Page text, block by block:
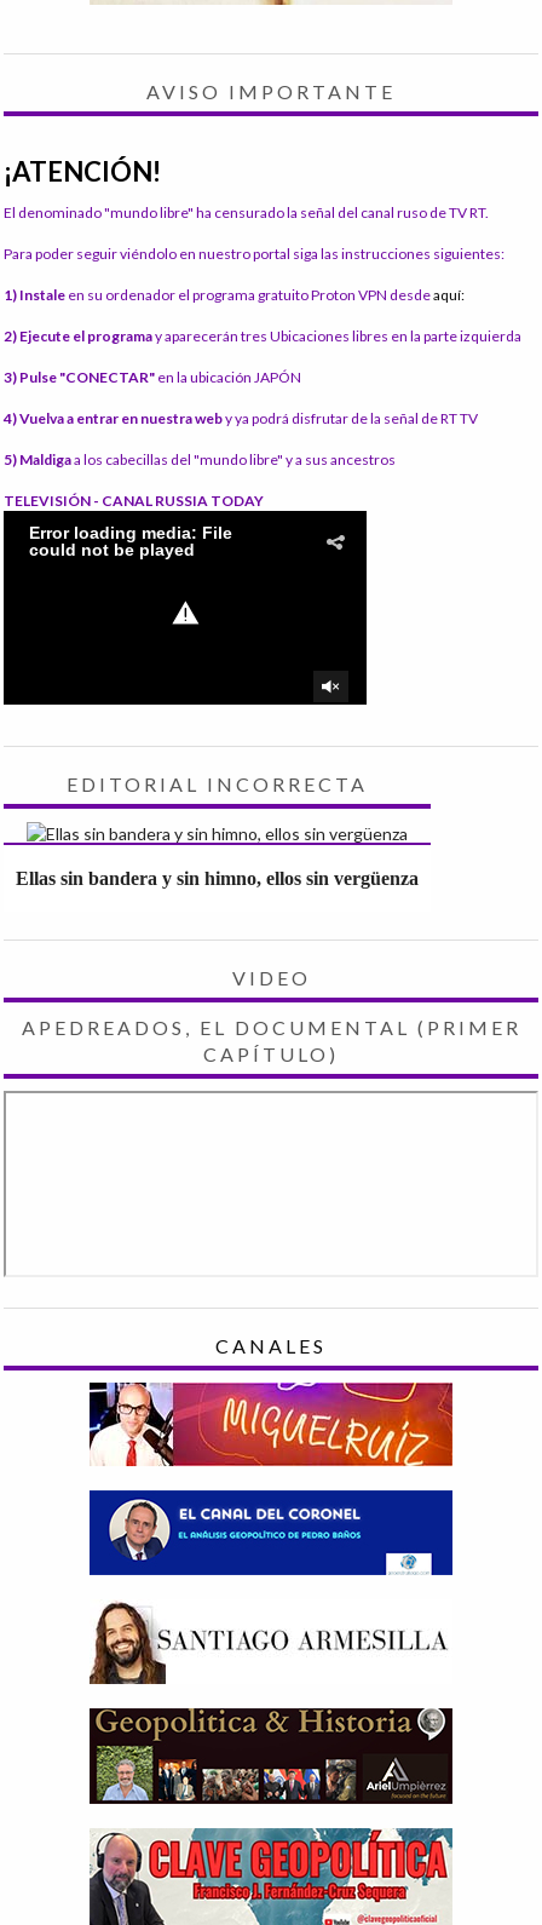
AVISO IMPORTANTE
¡ATENCIÓN!
El denominado "mundo libre" ha censurado la señal del canal ruso de TV RT.
Para poder seguir viéndolo en nuestro portal siga las instrucciones siguientes:
1) Instale en su ordenador el programa gratuito Proton VPN desdeaquí:
2) Ejecute el programay aparecerán tres Ubicaciones libres en la parte izquierda
3) Pulse "CONECTAR" en la ubicación JAPÓN
4) Vuelva a entrar en nuestra weby ya podrá disfrutar de la señal de RT TV
5) Maldigaa los cabecillas del "mundo libre" y a sus ancestros
TELEVISIÓN - CANAL RUSSIA TODAY
EDITORIAL INCORRECTA
Ellas sin bandera y sin himno, ellos sin vergüenza
VIDEO
APEDREADOS, EL DOCUMENTAL (PRIMER
CAPÍTULO)
CANALES